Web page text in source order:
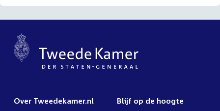
Over Tweedekamer.nl Blijf op de hoogte